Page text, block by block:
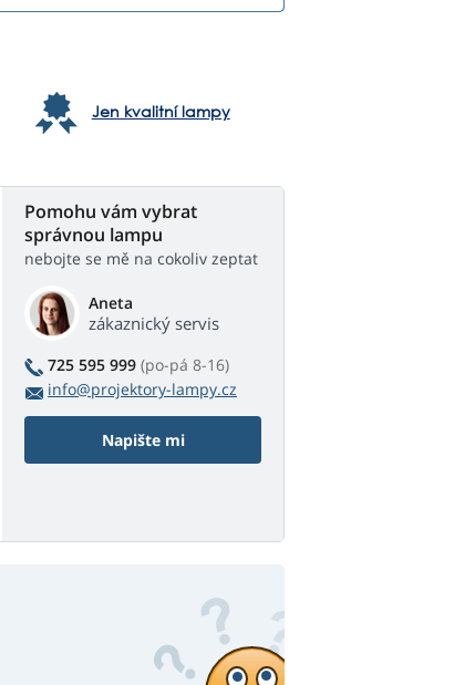
Jen kvalitní lampy
Pomohu vám vybrat
správnou lampu
nebojte se mě na cokoliv zeptat
Aneta
zákaznický servis
725 595 999 (po-pá 8-16)
info@projektory-lampy.cz
Napište mi